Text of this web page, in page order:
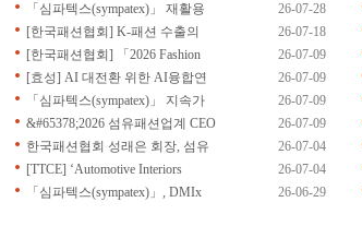
「심파텍스(sympatex)」 재활용
26-07-28
[한국패션협회] K-패션 수출의
26-07-18
[한국패션협회] 「2026 Fashion
26-07-09
[효성] AI 대전환 위한 AI융합연
26-07-09
「심파텍스(sympatex)」 지속가
26-07-09
&#65378;2026 섬유패션업계 CEO
26-07-09
한국패션협회 성래은 회장, 섬유
26-07-04
[TTCE] ‘Automotive Interiors
26-07-04
「심파텍스(sympatex)」, DMIx
26-06-29